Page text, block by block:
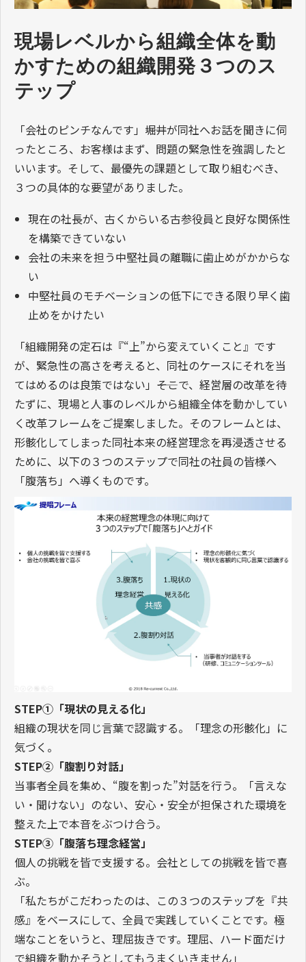
現場レベルから組織全体を動
かすための組織開発３つのス
テップ
「会社のピンチなんです」――堀井が同社へお話を聞きに伺
ったところ、お客様はまず、問題の緊急性を強調したと
いいます。そして、最優先の課題として取り組むべき、
３つの具体的な要望がありました。
現在の社長が、古くからいる古参役員と良好な関係性
を構築できていない
会社の未来を担う中堅社員の離職に歯止めがかからな
い
中堅社員のモチベーションの低下にできる限り早く歯
止めをかけたい
「組織開発の定石は『“上”から変えていくこと』です
が、緊急性の高さを考えると、同社のケースにそれを当
てはめるのは良策ではない」――そこで、経営層の改革を待
たずに、現場と人事のレベルから組織全体を動かしてい
く改革フレームをご提案しました。そのフレームとは、
形骸化してしまった同社本来の経営理念を再浸透させる
ために、以下の３つのステップで同社の社員の皆様へ
「腹落ち」へ導くものです。
STEP①「現状の見える化」
組織の現状を同じ言葉で認識する。「理念の形骸化」に
気づく。
STEP②「腹割り対話」
当事者全員を集め、“腹を割った”対話を行う。「言えな
い・聞けない」のない、安心・安全が担保された環境を
整えた上で本音をぶつけ合う。
STEP③「腹落ち理念経営」
個人の挑戦を皆で支援する。会社としての挑戦を皆で喜
ぶ。
「私たちがこだわったのは、この３つのステップを『共
感』をベースにして、全員で実践していくことです。極
端なことをいうと、理屈抜きです。理屈、ハード面だけ
で組織を動かそうとしてもうまくいきません」